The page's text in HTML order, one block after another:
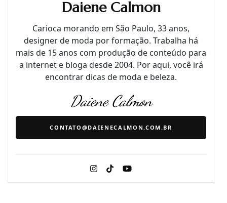
Daiene Calmon
Carioca morando em São Paulo, 33 anos,
designer de moda por formação. Trabalha há
mais de 15 anos com produção de conteúdo para
a internet e bloga desde 2004. Por aqui, você irá
encontrar dicas de moda e beleza.
Daiene Calmon
CONTATO@DAIENECALMON.COM.BR